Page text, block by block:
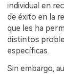
Arregla
individual en
de éxito en la
que les ha
distintos
específicas.
Sin embargo,